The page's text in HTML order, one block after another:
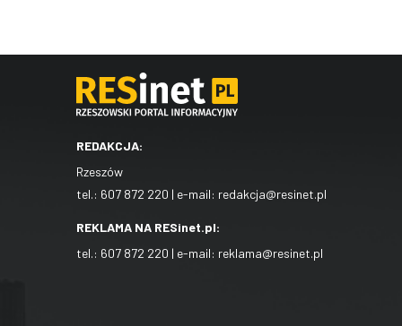
REDAKCJA:
Rzeszów
tel.: 607 872 220 | e-mail: redakcja@resinet.pl
REKLAMA NA RESinet.pl:
tel.: 607 872 220 | e-mail: reklama@resinet.pl